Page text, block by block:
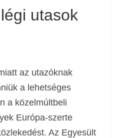
utasok
az utazóknak
a lehetséges
a közelmúltbeli
Európa-szerte
Az Egyesült